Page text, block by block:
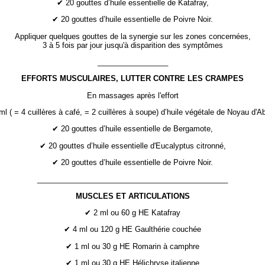
✔ 20 gouttes d’huile essentielle de Katafray,
✔ 20 gouttes d’huile essentielle de Poivre Noir.
Appliquer quelques gouttes de la synergie sur les zones concernées,
3 à 5 fois par jour jusqu'à disparition des symptômes
EFFORTS MUSCULAIRES, LUTTER CONTRE LES CRAMPES
En massages après l'effort
( = 4 cuillères à café, = 2 cuillères à soupe) d’huile végétale de Noyau
✔ 20 gouttes d’huile essentielle de Bergamote,
✔ 20 gouttes d’huile essentielle d'Eucalyptus citronné,
✔ 20 gouttes d’huile essentielle de Poivre Noir.
MUSCLES ET ARTICULATIONS
✔ 2 ml ou 60 g HE Katafray
✔ 4 ml ou 120 g HE Gaulthérie couchée
✔ 1 ml ou 30 g HE Romarin à camphre
✔ 1 ml ou 30 g HE Hélichryse italienne